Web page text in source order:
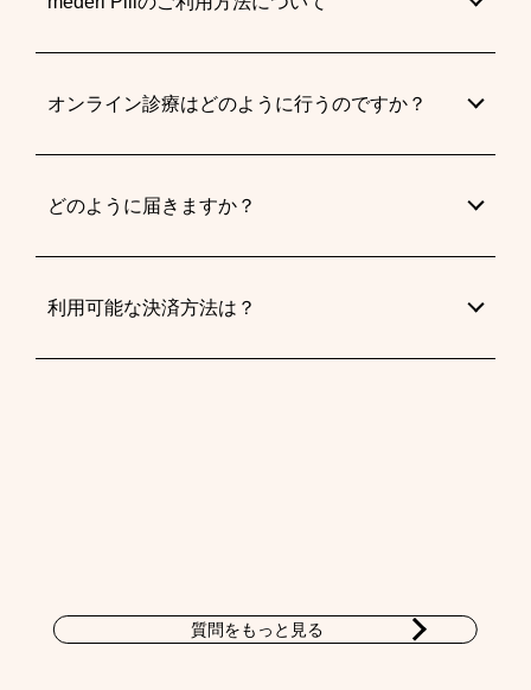
オンライン診療はどのように行うのですか？
どのように届きますか？
利用可能な決済方法は？
質問をもっと見る